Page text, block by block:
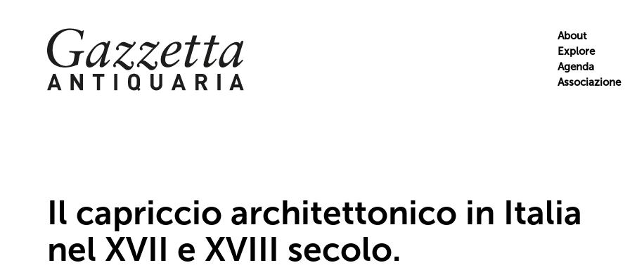
Skip
to
content
About
Explore
Agenda
Associazione
Il capriccio architettonico in Italia
nel XVII e XVIII secolo.